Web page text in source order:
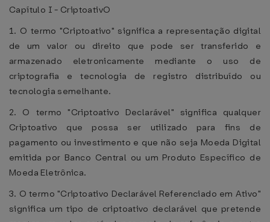
Capítulo I - CriptoativO
1. O termo "Criptoativo" significa a representação digital
de um valor ou direito que pode ser transferido e
armazenado eletronicamente mediante o uso de
criptografia e tecnologia de registro distribuído ou
tecnologia semelhante.
2. O termo "Criptoativo Declarável" significa qualquer
Criptoativo que possa ser utilizado para fins de
pagamento ou investimento e que não seja Moeda Digital
emitida por Banco Central ou um Produto Específico de
Moeda Eletrônica.
3. O termo "Criptoativo Declarável Referenciado em Ativo"
significa um tipo de criptoativo declarável que pretende